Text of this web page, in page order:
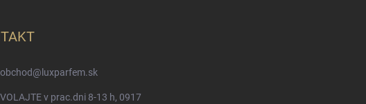
obchod@ luxparfem.sk
VOLAJTE v prac.dni 8-13 h, 0917